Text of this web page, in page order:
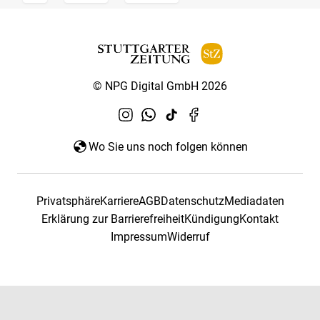
© NPG Digital GmbH 2026
Wo Sie uns noch folgen können
PrivatsphäreKarriereAGBDatenschutzMediadaten
Erklärung zur BarrierefreiheitKündigungKontakt
ImpressumWiderruf